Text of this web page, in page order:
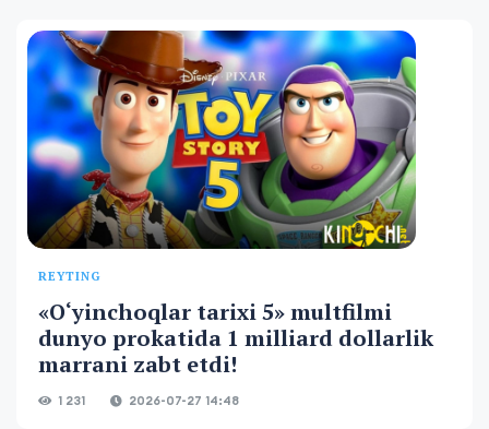
REYTING
«O‘yinchoqlar tarixi 5» multfilmi
dunyo prokatida 1 milliard dollarlik
marrani zabt etdi!
1 231 2026-07-27 14:48